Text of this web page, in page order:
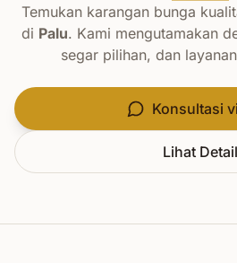
Temukan karangan bunga
di Palu. Kami mengutamakan
segar pilihan, dan layanan
Konsultasi
Lihat Detail